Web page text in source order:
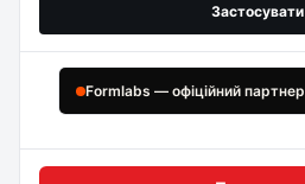
Formlabs — офіційний